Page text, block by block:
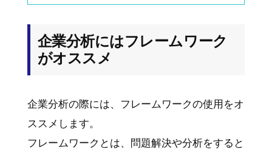
企業分析にはフレームワーク
がオススメ
企業分析の際には、フレームワークの使用をオ
ススメします。
フレームワークとは、問題解決や分析をすると